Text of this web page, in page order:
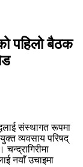
पहिलो बैठक
संस्थागत रूपमा
व्यवसाय परिषद्
नयाँ उचाइमा